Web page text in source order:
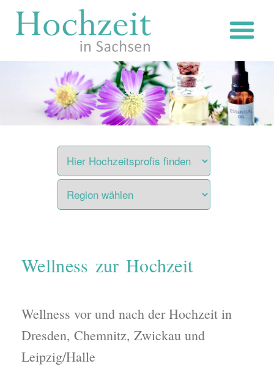
Inhalt
Wellness zur Hochzeit
Wellness vor und nach der Hochzeit in
Dresden, Chemnitz, Zwickau und
Leipzig/Halle